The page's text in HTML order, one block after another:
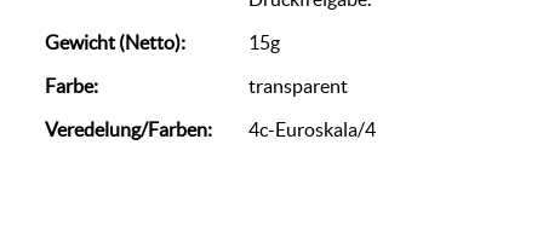
Gewicht (Netto):
15g
Farbe:
transparent
Veredelung/Farben:
4c-Euroskala/4